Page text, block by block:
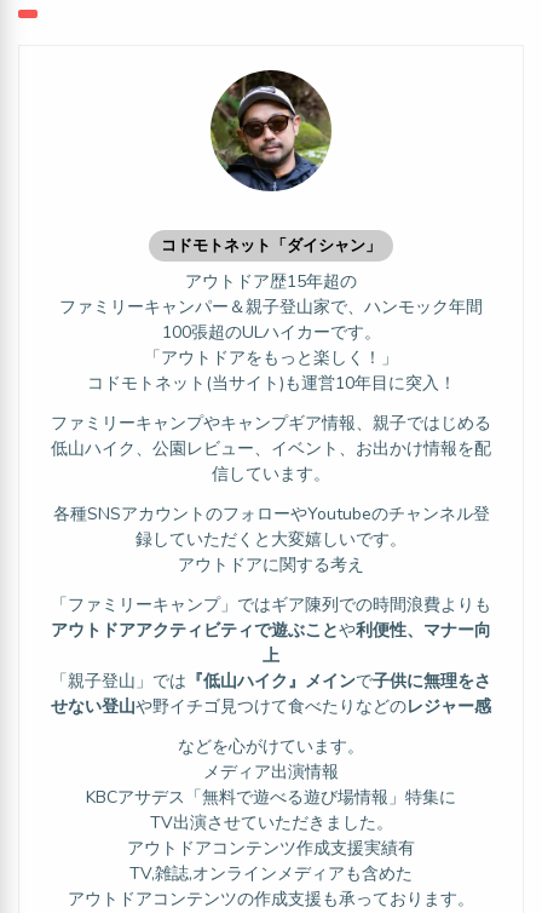
コドモトネット「ダイシャン」
アウトドア歴15年超の
ファミリーキャンパー＆親子登山家で、ハンモック年間
100張超のULハイカーです。
「アウトドアをもっと楽しく！」
コドモトネット(当サイト)も運営10年目に突入！
ファミリーキャンプやキャンプギア情報、親子ではじめる
低山ハイク、公園レビュー、イベント、お出かけ情報を配
信しています。
各種SNSアカウントのフォローやYoutubeのチャンネル登
録していただくと大変嬉しいです。
アウトドアに関する考え
「ファミリーキャンプ」ではギア陳列での時間浪費よりも
アウトドアアクティビティで遊ぶことや利便性、マナー向
上
「親子登山」では 『低山ハイク』メインで子供に無理をさ
せない登山や野イチゴ見つけて食べたりなどのレジャー感
などを心がけています。
メディア出演情報
KBCアサデス「無料で遊べる遊び場情報」特集に
TV出演させていただきました。
アウトドアコンテンツ作成支援実績有
TV,雑誌,オンラインメディアも含めた
アウトドアコンテンツの作成支援も承っております。